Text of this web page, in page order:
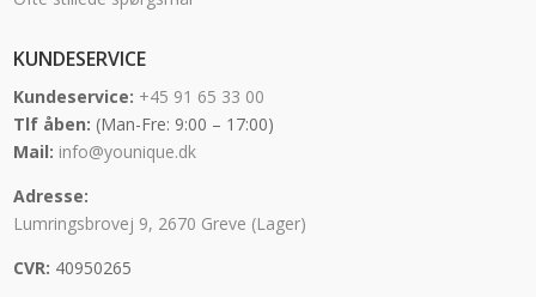
KUNDESERVICE
Kundeservice: +45 91 65 33 00
Tlf åben: (Man-Fre: 9:00 – 17:00)
Mail: info@younique.dk
Adresse:
Lumringsbrovej 9, 2670 Greve (Lager)
CVR: 40950265